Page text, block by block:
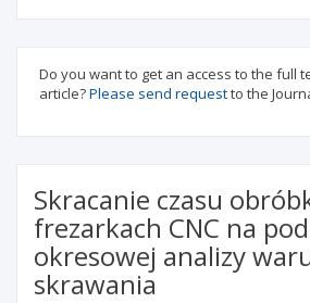
Do you want to get an access to the full
article?Please send requestto the
Skracanie czasu
frezarkach CNC na
okresowej analizy
skrawania